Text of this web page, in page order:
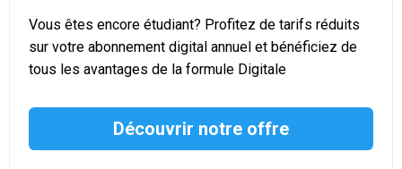
Vous êtes encore étudiant? Profitez de tarifs réduits
sur votre abonnement digital annuel et bénéficiez de
tous les avantages de la formule Digitale
Découvrir notre offre